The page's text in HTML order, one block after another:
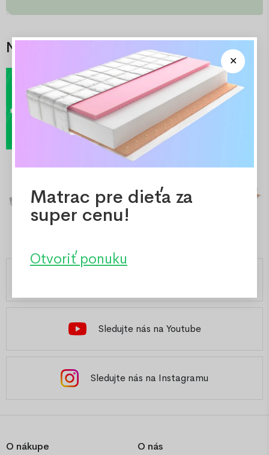
Matrac pre dieťa za
super cenu!
Otvoriť ponuku
Najlepšie ponuky
Sledujte nás na Youtube
Sledujte nás na Instagramu
O nákupe O nás